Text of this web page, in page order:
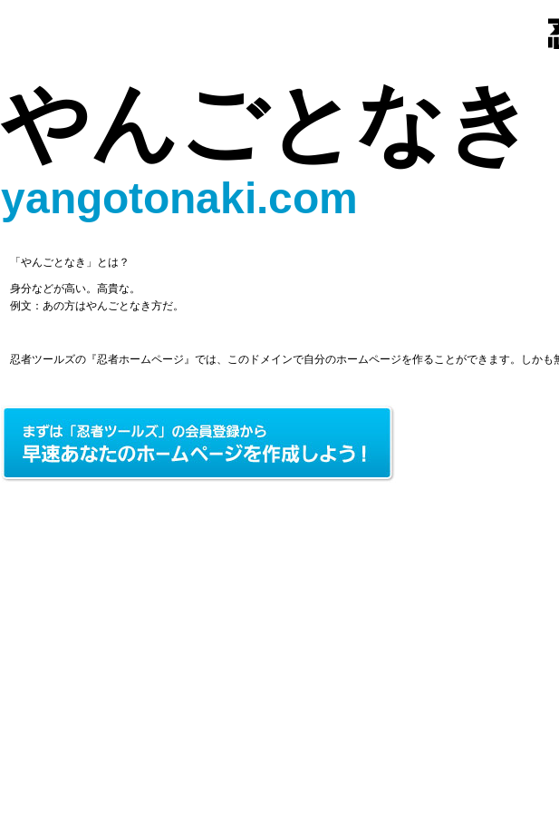
やんごとなき
yangotonaki.com
「やんごとなき」とは？
身分などが高い。高貴な。
例文：あの方はやんごとなき方だ。
忍者ツールズの『忍者ホームページ』では、このドメインで自分のホームページを作ることができます。しかも